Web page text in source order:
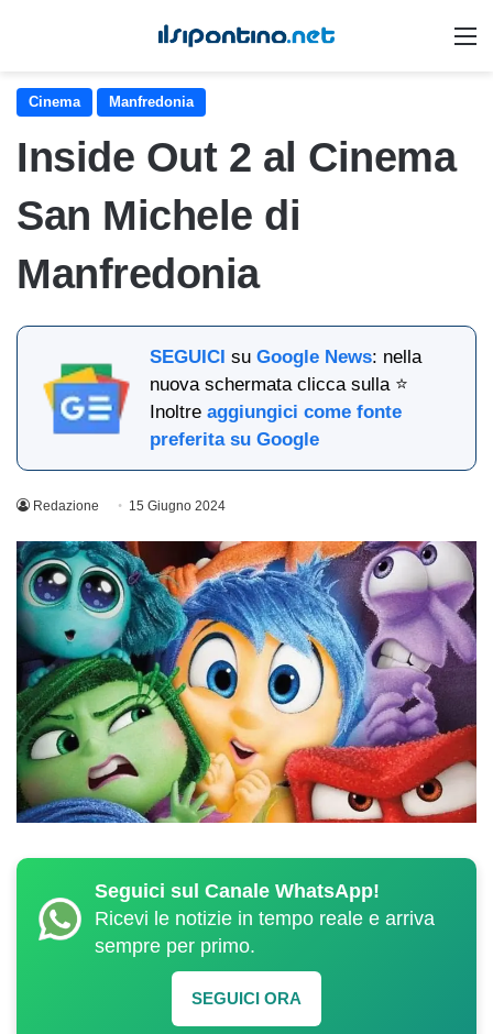
Cinema Manfredonia
Inside Out 2 al Cinema
San Michele di
Manfredonia
SEGUICI suGoogle News: nella
nuova schermata clicca sulla ⭐
Inoltreaggiungici come fonte
preferita su Google
Redazione 15 Giugno 2024
Seguici sul Canale WhatsApp!
Ricevi le notizie in tempo reale e arriva
sempre per primo.
SEGUICI ORA